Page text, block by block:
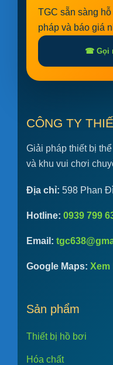
TGC sẵn sàng
pháp và báo giá
☎ Gọi
CÔNG TY
Giải pháp thiết bị
và khu vui chơi
Địa chỉ: 598 Phan
Hotline: 0939 799
Email:
Google Maps: Xem
Sản phẩm
Thiết bị hồ bơi
Hóa chất